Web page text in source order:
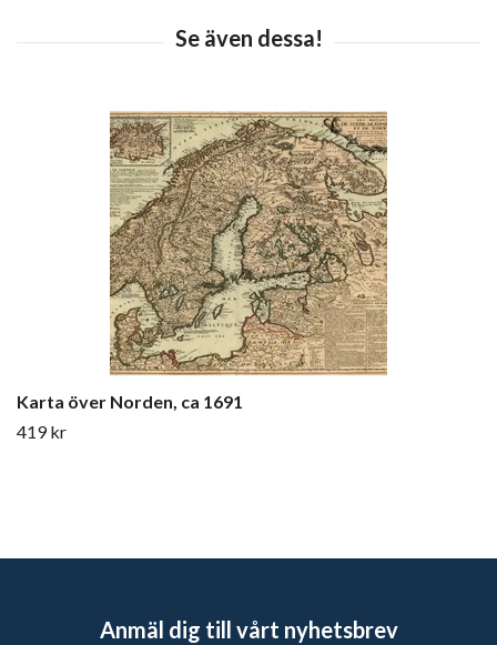
Karta över Norden, ca 1691
419 kr
Anmäl dig till vårt nyhetsbrev